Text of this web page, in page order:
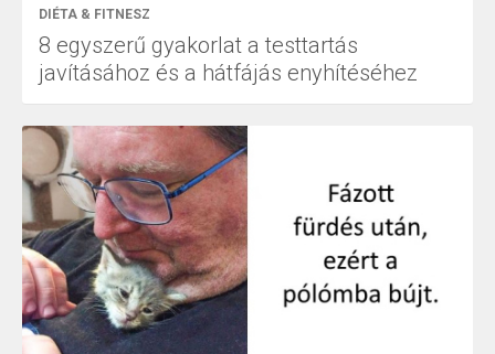
DIÉTA & FITNESZ
8 egyszerű gyakorlat a testtartás
javításához és a hátfájás enyhítéséhez